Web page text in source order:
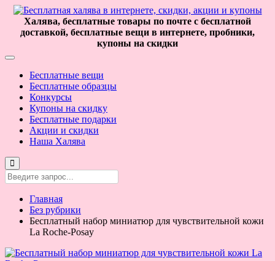
Халява, бесплатные товары по почте с бесплатной
доставкой, бесплатные вещи в интернете, пробники,
купоны на скидки
Бесплатные вещи
Бесплатные образцы
Конкурсы
Купоны на скидку
Бесплатные подарки
Акции и скидки
Наша Халява
Главная
Без рубрики
Бесплатный набор миниатюр для чувствительной кожи
La Roche-Posay